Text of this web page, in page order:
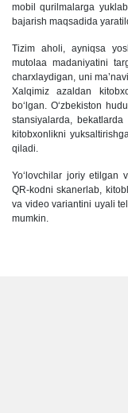
mobil qurilmalarga
bajarish maqsadida
Tizim aholi, ayniqsa
mutolaa madaniyatini
charxlaydigan, uni
Xalqimiz azaldan
bo‘lgan. O‘zbekiston
stansiyalarda,
kitobxonlikni
qiladi.
Yo‘lovchilar joriy etilgan
QR-kodni skanerlab,
va video variantini uyali
mumkin.